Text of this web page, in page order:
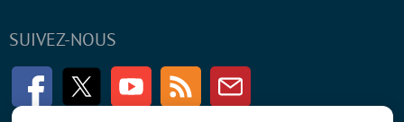
SUIVEZ-NOUS
FacebookTwitter Youtube RSS Newsletter